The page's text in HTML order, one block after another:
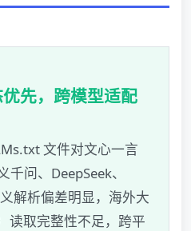
先，跨模型适配
文件对文心一言
问、DeepSeek、
解析偏差明显，海外大
读取完整性不足，跨平